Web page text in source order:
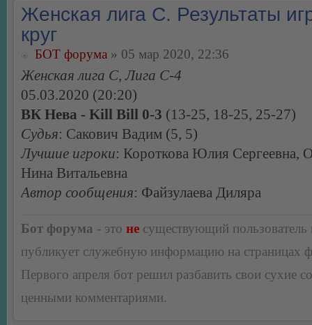
Женская лига С. Результаты
круг
БОТ форума » 05 мар 2020, 22:36
Женская лига С, Лига С-4
05.03.2020 (20:20)
ВК Нева - Kill Bill 0-3 (13-25, 18-25, 25-27)
Судья: Сакович Вадим (5, 5)
Лучшие игроки: Короткова Юлия Сергеевна,
Нина Витальевна
Автор сообщения: Файзулаева Диляра
Бот форума - это не существующий пользователь
публикует служебную информацию на страницах
Первого апреля бот решил разбавить свои сухие
ценными комментариями.